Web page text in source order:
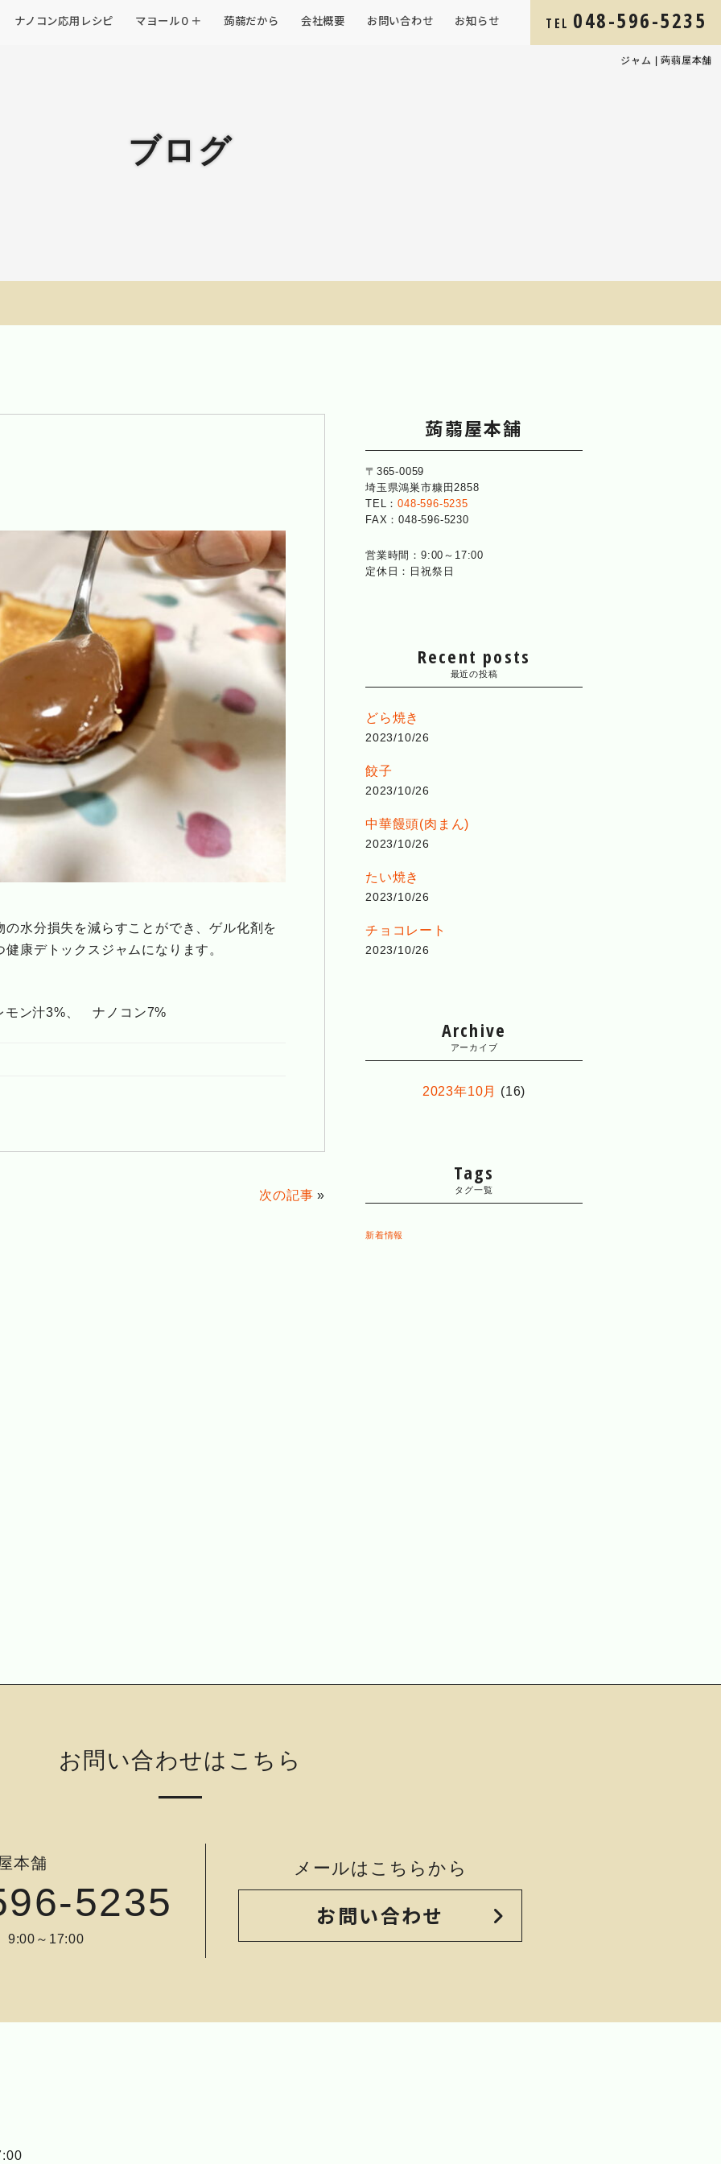
TEL 048-596-5235
ナノコン応用レシピ マヨール０＋ 蒟蒻だから 会社概要 お問い合わせ お知らせ
ジャム | 蒟蒻屋本舗
ブログ
水分損失を減らすことができ、ゲル化剤を
康デトックスジャムになります。
ン汁3%、 ナノコン7%
次の記事 »
蒟蒻屋本舗
〒365-0059
埼玉県鴻巣市糠田2858
TEL：048-596-5235
FAX：048-596-5230
営業時間：9:00～17:00
定休日：日祝祭日
Recent posts
最近の投稿
どら焼き
2023/10/26
餃子
2023/10/26
中華饅頭(肉まん)
2023/10/26
たい焼き
2023/10/26
チョコレート
2023/10/26
Archive
アーカイブ
2023年10月 (16)
Tags
タグ一覧
新着情報
お問い合わせはこちら
本舗
5235
9:00～17:00
メールはこちらから
お問い合わせ